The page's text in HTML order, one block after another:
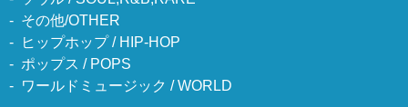
その他/OTHER
ヒップホップ / HIP-HOP
ポップス / POPS
ワールドミュージック / WORLD